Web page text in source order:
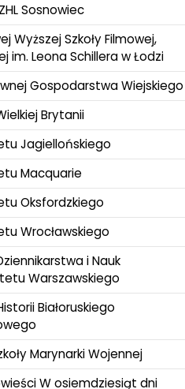
Sosnowiec
Wyższej Szkoły Filmowej,
im. Leona Schillera w Łodzi
Gospodarstwa Wiejskiego
Brytanii
Jagiellońskiego
Macquarie
Oksfordzkiego
Wrocławskiego
i Nauk
Warszawskiego
Białoruskiego
Marynarki Wojennej
W osiemdziesiąt dni